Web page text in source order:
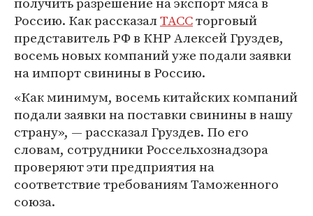
Россию. Как рассказалТАССторговый
представитель РФ в КНР Алексей Груздев,
восемь новых компаний уже подали заявки
на импорт свинины в Россию.
«Как минимум, восемь китайских компаний
подали заявки на поставки свинины в нашу
страну», — рассказал Груздев. По его
словам, сотрудники Россельхознадзора
проверяют эти предприятия на
соответствие требованиям Таможенного
союза.